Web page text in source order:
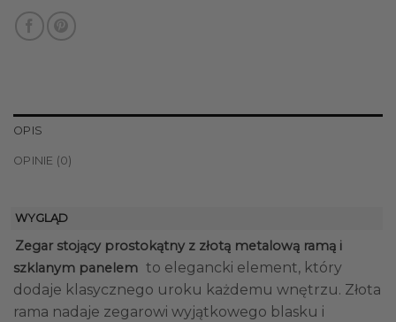
OPIS
OPINIE (0)
WYGLĄD
Zegar stojący prostokątny z złotą metalową ramą i
szklanym panelem to elegancki element, który
dodaje klasycznego uroku każdemu wnętrzu. Złota
rama nadaje zegarowi wyjątkowego blasku i